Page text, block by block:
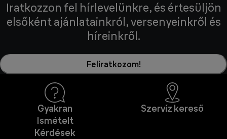
Iratkozzon fel hírlevelünkre, és értesüljön
elsőként ajánlatainkról, versenyeinkről és
híreinkről.
Feliratkozom!
Gyakran
Ismételt
Kérdések
Szervíz kereső